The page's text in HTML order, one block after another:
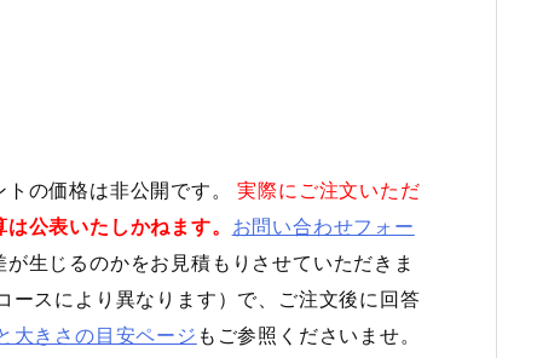
トの価格は非公開です。実際にご注文いただ
公表いたしかねます。 お問い合わせフォー
生じるのかをお見積もりさせていただきま
スにより異なります）で、ご注文後に回答
大きさの目安ページ もご参照くださいませ。